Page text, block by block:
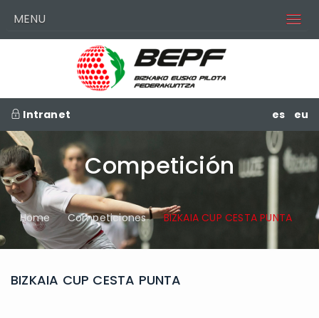
MENU
Intranet es eu
Competición
Home Competiciones BIZKAIA CUP CESTA PUNTA
BIZKAIA CUP CESTA PUNTA